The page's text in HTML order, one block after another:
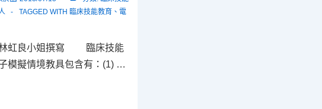
TAGGED WITH 臨床技能教育 、 電
虹良小姐撰寫 臨床技能
模擬情境教具包含有：(1) …